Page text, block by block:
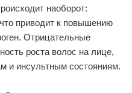
наоборот:
приводит к повышению
Отрицательные
роста волос на лице,
и инсультным состояниям.